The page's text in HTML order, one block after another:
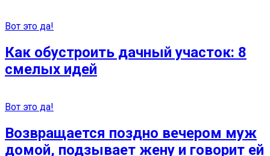
Вот это да!
Как обустроить дачный участок: 8
смелых идей
Вот это да!
Возвращается поздно вечером муж
домой, подзывает жену и говорит ей